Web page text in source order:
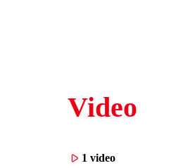
Video
1 video